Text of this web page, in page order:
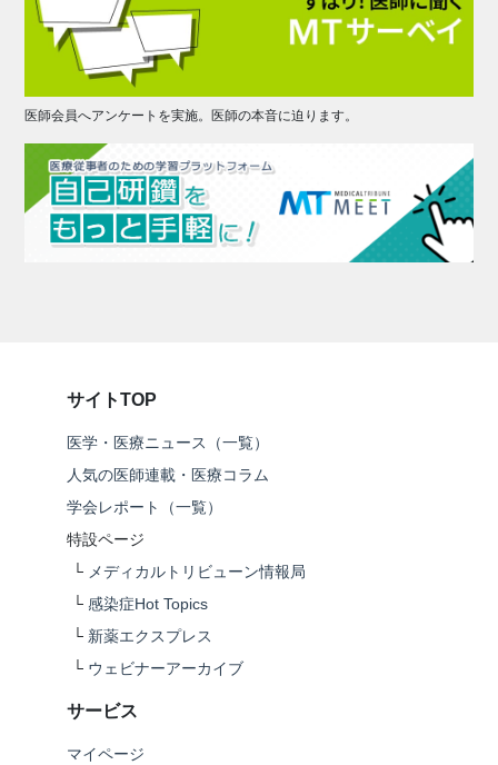
医師会員へアンケートを実施。医師の本音に迫ります。
サイトTOP
医学・医療ニュース（一覧）
人気の医師連載・医療コラム
学会レポート（一覧）
特設ページ
└ メディカルトリビューン情報局
└ 感染症Hot Topics
└ 新薬エクスプレス
└ ウェビナーアーカイブ
サービス
マイページ